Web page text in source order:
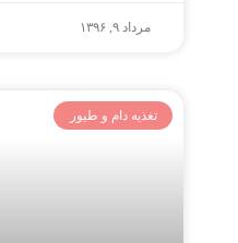
مرداد ۹, ۱۳۹۶
تغذیه دام و طیور